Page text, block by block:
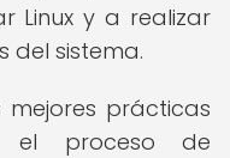
Linux y a realizar
del sistema.
mejores prácticas
el proceso de